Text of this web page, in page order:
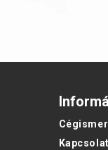
Kapcsolat